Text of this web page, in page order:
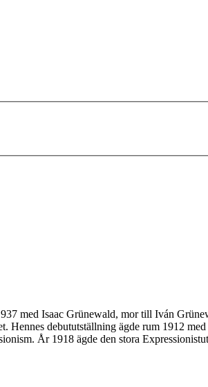
med Isaac Grünewald, mor till Iván
debututställning ägde rum 1912
År 1918 ägde den stora